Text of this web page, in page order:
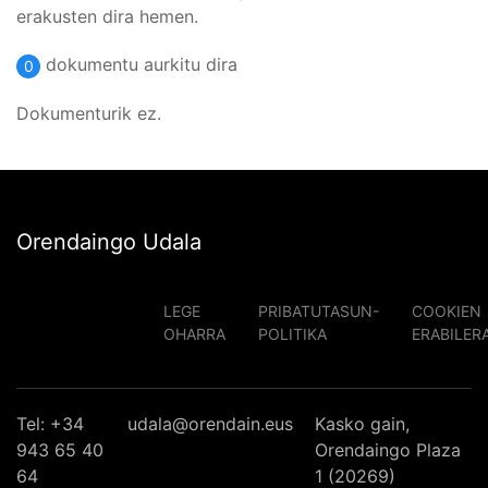
erakusten dira hemen.
0 dokumentu aurkitu dira
Dokumenturik ez.
Orendaingo Udala
LEGE
OHARRA
PRIBATUTASUN-
POLITIKA
COOKIEN
Tel: +34
943 65 40
64
udala@orendain.eus
Kasko gain,
Orendaingo Plaza
1 (20269)